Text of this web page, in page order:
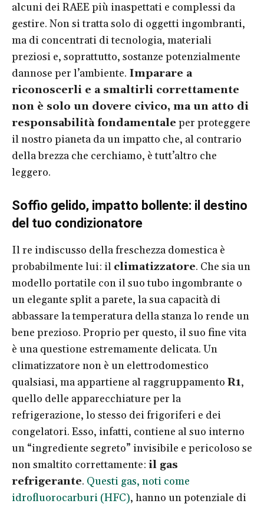
alcuni dei RAEE più inaspettati e complessi da
gestire. Non si tratta solo di oggetti ingombranti,
ma di concentrati di tecnologia, materiali
preziosi e, soprattutto, sostanze potenzialmente
dannose per l’ambiente. Imparare a
riconoscerli e a smaltirli correttamente
non è solo un dovere civico, ma un atto di
responsabilità fondamentale per proteggere
il nostro pianeta da un impatto che, al contrario
della brezza che cerchiamo, è tutt’altro che
leggero.
Soffio gelido, impatto bollente: il destino
del tuo condizionatore
Il re indiscusso della freschezza domestica è
probabilmente lui: il climatizzatore. Che sia un
modello portatile con il suo tubo ingombrante o
un elegante split a parete, la sua capacità di
abbassare la temperatura della stanza lo rende un
bene prezioso. Proprio per questo, il suo fine vita
è una questione estremamente delicata. Un
climatizzatore non è un elettrodomestico
qualsiasi, ma appartiene al raggruppamento R1,
quello delle apparecchiature per la
refrigerazione, lo stesso dei frigoriferi e dei
congelatori. Esso, infatti, contiene al suo interno
un “ingrediente segreto” invisibile e pericoloso se
non smaltito correttamente: il gas
refrigerante. Questi gas, noti come
idrofluorocarburi (HFC), hanno un potenziale di